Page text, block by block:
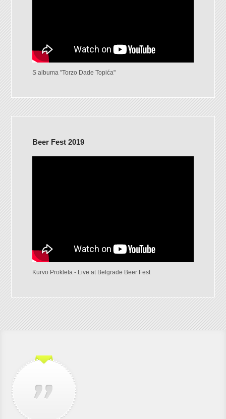
S albuma "Torzo Dade Topića"
Beer Fest 2019
Kurvo Prokleta - Live at Belgrade Beer Fest